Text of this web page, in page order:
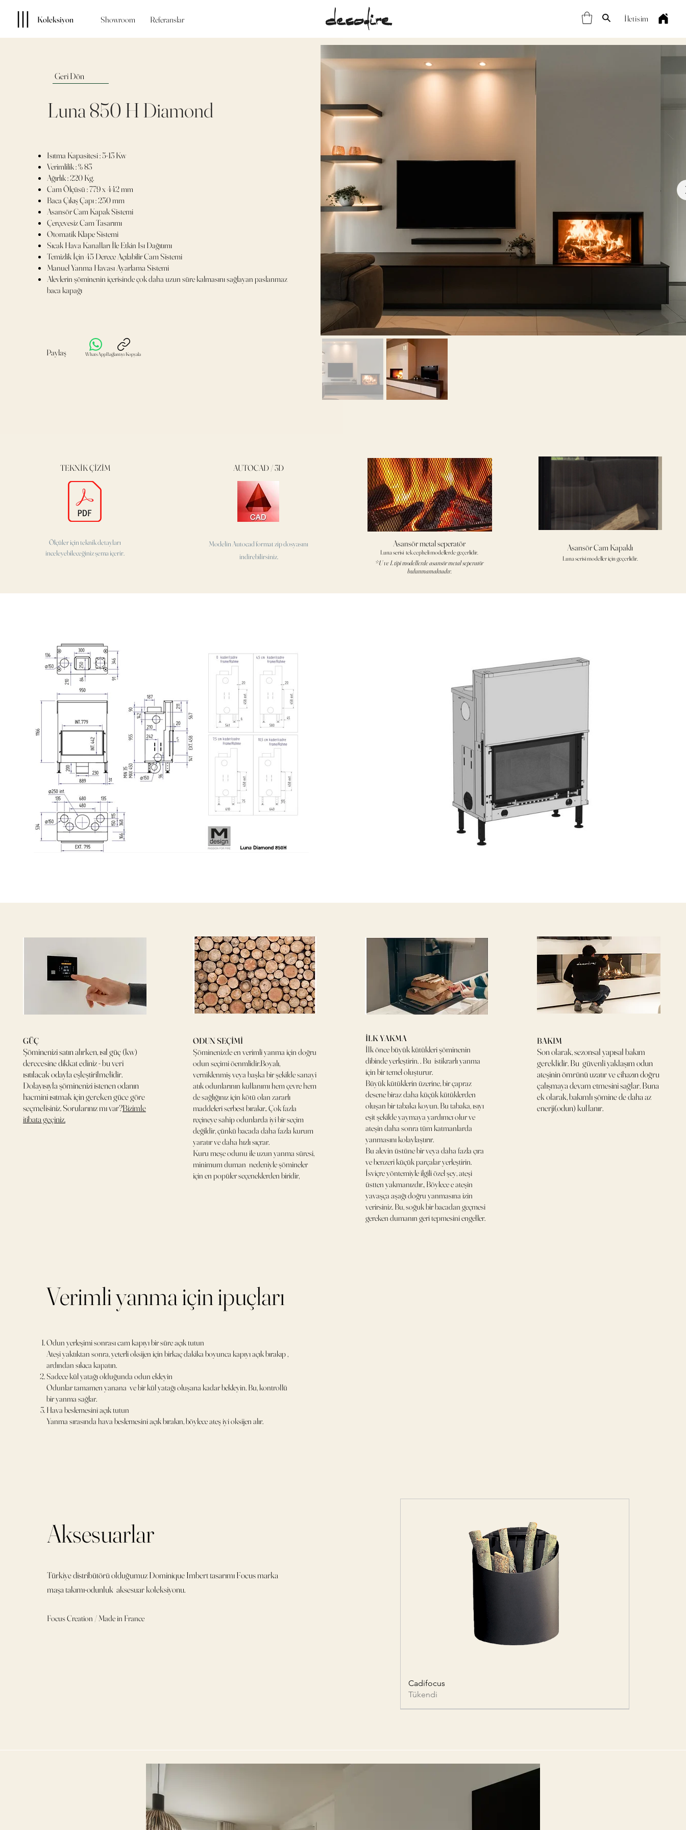
Koleksiyon Showroom Referanslar İletişim
Geri Dön
Luna 850 H Diamond
Isıtma Kapasitesi : 5-13 Kw
Verimlilik : % 83
Ağırlık : 220 Kg.
Cam Ölçüsü : 779 x 442 mm
Baca Çıkış Çapı : 250 mm
Asansör Cam Kapak Sistemi
Çerçevesiz Cam Tasarımı
Otomatik Klape Sistemi
Sıcak Hava Kanalları İle Etkin Isı Dağıtımı
Temizlik İçin 45 Derece Açılabilir Cam Sistemi
Manuel Yanma Havası Ayarlama Sistemi
Alevlerin şöminenin içerisinde çok daha uzun süre kalmasını sağlayan paslanmaz
baca kapağı
Paylaş WhatsAppBağlantıyı Kopyala
TEKNİK ÇİZİM
Ölçüler için teknik detayları
inceleyebileceğiniz şema içerir.
AUTOCAD / 3D
Modelin Autocad formatzip dosyasını
indirebilirsiniz.
Asansör metal seperatör
Luna serisi tek cepheli modellerde geçerlidir.
*U ve L tipi modellerde asansör metal seperatör
bulunmamaktadır.
Asansör Cam Kapaklı
Luna serisi modeller için geçerlidir.
GÜÇ
Şöminenizi satın alırken, ısıl güç (kw)
derecesine dikkat ediniz - bu veri
ısıtılacak odayla eşleştirilmelidir.
Dolayısıyla şöminenizi istenen odanın
hacmini ısıtmak için gereken güce göre
seçmelisiniz. Sorularınız mı var?Bizimle
itibata geçiniz.
ODUN SEÇİMİ
Şöminenizde en verimli yanma için doğru
odun seçimi öenmlidir.Boyalı,
verniklenmiş veya başka bir şekilde sanayi
atık odunlarının kullanımı hem çevre hem
de sağlığınız için kötü olan zararlı
maddeleri serbest bırakır.. Çok fazla
reçineye sahip odunlarda iyi bir seçim
değildir, çünkü bacada daha fazla kurum
yaratır ve daha hızlı sıçrar.
Kuru meşe odunu ile uzun yanma süresi,
minimum duman nedeniyle şömineler
için en popüler seçeneklerden biridir,
İLK YAKMA
İlk önce büyük kütükleri şöminenin
dibinde yerleştirin. . Bu istikrarlı yanma
için bir temel oluşturur.
Büyük kütüklerin üzerine, bir çapraz
desene biraz daha küçük kütüklerden
oluşan bir tabaka koyun. Bu tabaka, ısıyı
eşit şekilde yaymaya yardımcı olur ve
ateşin daha sonra tüm katmanlarda
yanmasını kolaylaştırır.
Bu alevin üstüne bir veya daha fazla çıra
ve benzeri küçük parçalar yerleştirin.
İsviçre yöntemiyle ilgili özel şey, ateşi
üstten yakmanızdır., Böylece e ateşin
yavaşça aşağı doğru yanmasına izin
verirsiniz. Bu, soğuk bir bacadan geçmesi
gereken dumanın geri tepmesini engeller.
BAKIM
Son olarak, sezonsal yapısal bakım
gereklidir. Bu güvenli yaklaşım odun
ateşinin ömrünü uzatır ve cihazın doğru
çalışmaya devam etmesini sağlar. Buna
ek olarak, bakımlı şömine de daha az
enerji(odun) kullanır.
Verimli yanma için ipuçları
Odun yerleşimi sonrası cam kapıyı bir süre açık tutun
Ateşi yaktıktan sonra, yeterli oksijen için birkaç dakika boyunca kapıyı açık bırakıp ,
ardından sıkıca kapatın.
Sadece kül yatağı olduğunda odun ekleyin
Odunlar tamamen yanana ve bir kül yatağı oluşana kadar bekleyin. Bu, kontrollü
bir yanma sağlar.
Hava beslemesini açık tutun
Yanma sırasında hava beslemesini açık bırakın, böylece ateş iyi oksijen alır.
Aksesuarlar
Türkiye distribütörü olduğumuz Dominique Imbert tasarımı Focus marka
maşa takımı-odunluk aksesuar koleksiyonu.
Focus Creation / Made in France
Cadifocus
Tükendi